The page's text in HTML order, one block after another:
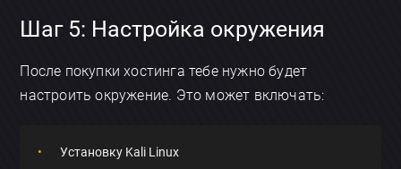
Шаг 5: Настройка окружения
После покупки хостинга тебе нужно будет
настроить окружение. Это может включать:
Установку Kali Linux